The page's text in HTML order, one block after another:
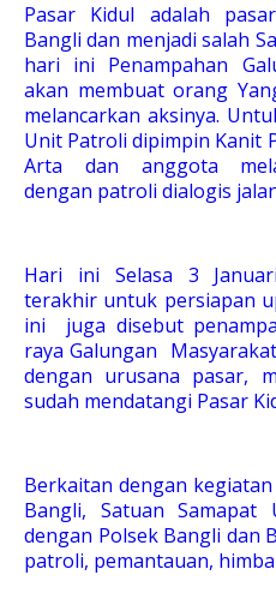
Pasar Kidul adalah
Bangli dan menjadi salah
hari ini Penampahan
akan membuat orang
melancarkan aksinya.
Unit Patroli dipimpin Kanit
Arta dan anggota
dengan patroli dialogis
Hari ini Selasa 3
terakhir untuk persiapan
ini juga disebut
raya Galungan
dengan urusana pasar,
sudah mendatangi Pasar
Berkaitan dengan
Bangli, Satuan Samapat
dengan Polsek Bangli dan
patroli, pemantauan,